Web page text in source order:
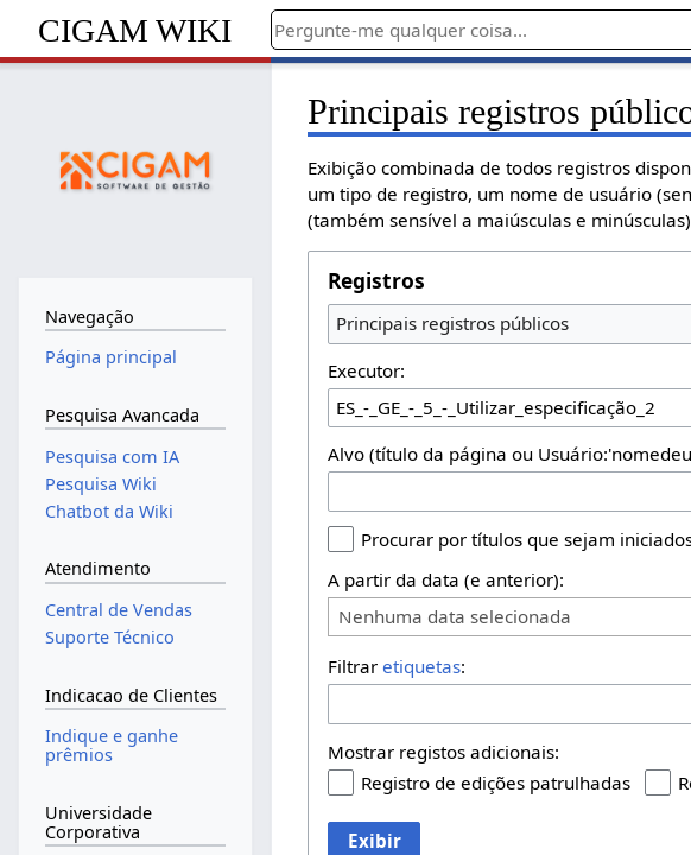
CIGAM WIKI
Principais registros
Exibição combinada de todos registros
um tipo de registro, um nome de usuário
(também sensível a maiúsculas e
Registros
Principais registros públicos
Executor:
Alvo (título da página ou
Procurar por títulos que sejam
A partir da data (e anterior):
Nenhuma data selecionada
Filtraretiquetas:
Mostrar registos adicionais:
Registro de edições patrulhadas
Exibir
Navegação
Página principal
Pesquisa Avancada
Pesquisa com IA
Pesquisa Wiki
Chatbot da Wiki
Atendimento
Central de Vendas
Suporte Técnico
Indicacao de Clientes
Indique e ganhe
prêmios
Universidade
Corporativa